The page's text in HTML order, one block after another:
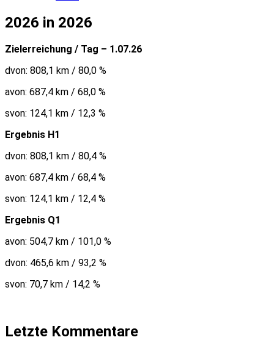
2026 in 2026
Zielerreichung / Tag – 1.07.26
dvon: 808,1 km / 80,0 %
avon: 687,4 km / 68,0 %
svon: 124,1 km / 12,3 %
Ergebnis H1
dvon: 808,1 km / 80,4 %
avon: 687,4 km / 68,4 %
svon: 124,1 km / 12,4 %
Ergebnis Q1
avon: 504,7 km / 101,0 %
dvon: 465,6 km / 93,2 %
svon: 70,7 km / 14,2 %
Letzte Kommentare